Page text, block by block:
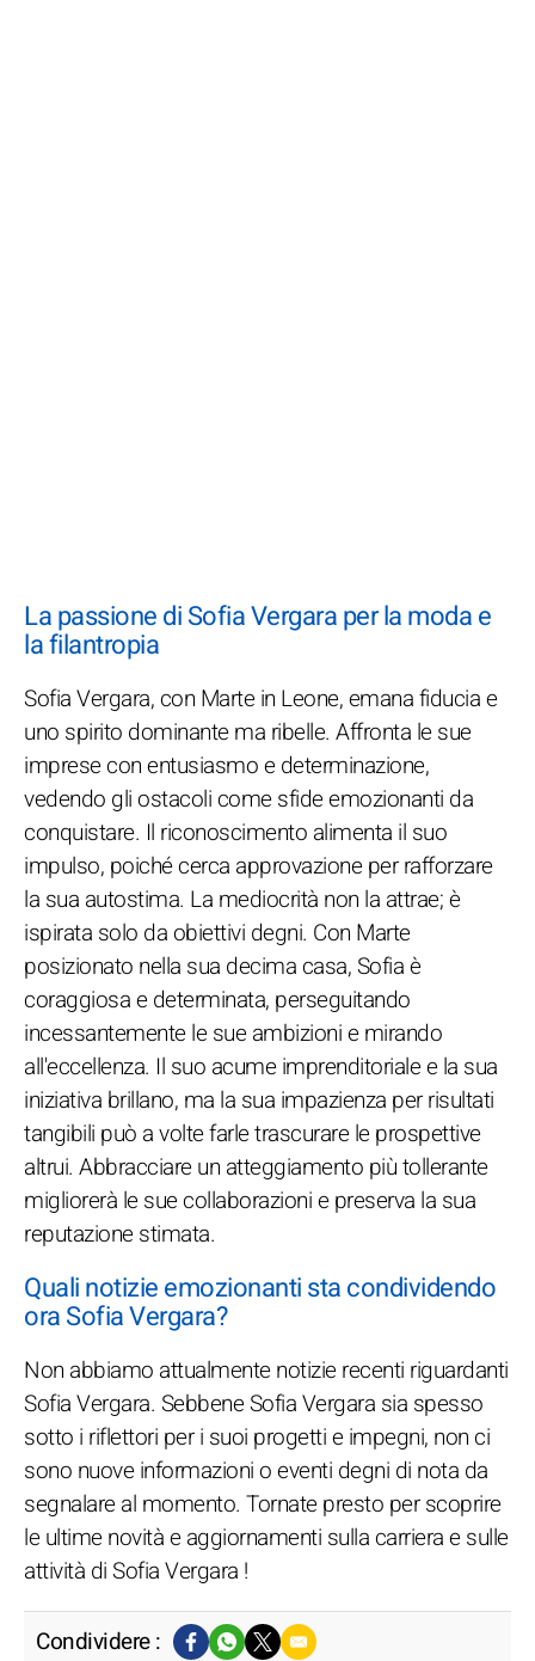
La passione di Sofia Vergara per la moda e
la filantropia
Sofia Vergara, con Marte in Leone, emana fiducia e
uno spirito dominante ma ribelle. Affronta le sue
imprese con entusiasmo e determinazione,
vedendo gli ostacoli come sfide emozionanti da
conquistare. Il riconoscimento alimenta il suo
impulso, poiché cerca approvazione per rafforzare
la sua autostima. La mediocrità non la attrae; è
ispirata solo da obiettivi degni. Con Marte
posizionato nella sua decima casa, Sofia è
coraggiosa e determinata, perseguitando
incessantemente le sue ambizioni e mirando
all'eccellenza. Il suo acume imprenditoriale e la sua
iniziativa brillano, ma la sua impazienza per risultati
tangibili può a volte farle trascurare le prospettive
altrui. Abbracciare un atteggiamento più tollerante
migliorerà le sue collaborazioni e preserva la sua
reputazione stimata.
Quali notizie emozionanti sta condividendo
ora Sofia Vergara?
Non abbiamo attualmente notizie recenti riguardanti
Sofia Vergara. Sebbene Sofia Vergara sia spesso
sotto i riflettori per i suoi progetti e impegni, non ci
sono nuove informazioni o eventi degni di nota da
segnalare al momento. Tornate presto per scoprire
le ultime novità e aggiornamenti sulla carriera e sulle
attività di Sofia Vergara !
Condividere :